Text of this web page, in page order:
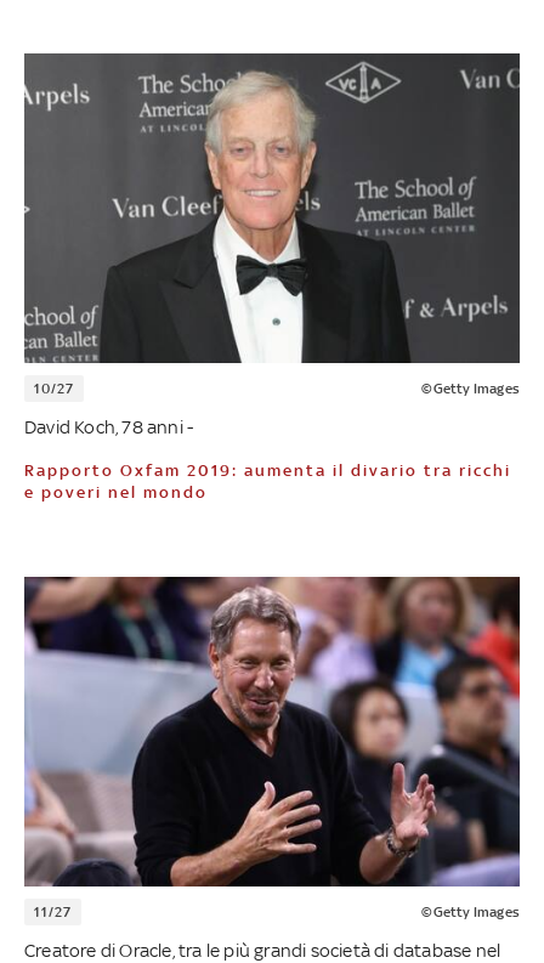
10/27 ©Getty Images
David Koch, 78 anni -
Rapporto Oxfam 2019: aumenta il divario tra ricchi
e poveri nel mondo
11/27 ©Getty Images
Creatore di Oracle, tra le più grandi società di database nel